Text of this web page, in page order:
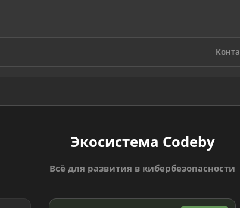
Экосистема Codeby
Всё для развития в кибербезопасности